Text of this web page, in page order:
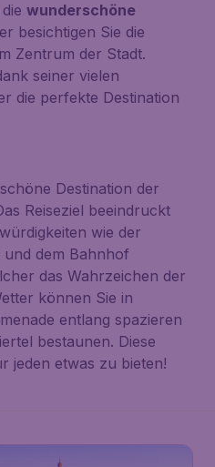
wunderschöne
besichtigen Sie die
Zentrum der Stadt.
seiner vielen
die perfekte Destination
Destination der
Reiseziel beeindruckt
wie der
und dem Bahnhof
das Wahrzeichen der
können Sie in
entlang spazieren
bestaunen. Diese
jeden etwas zu bieten!